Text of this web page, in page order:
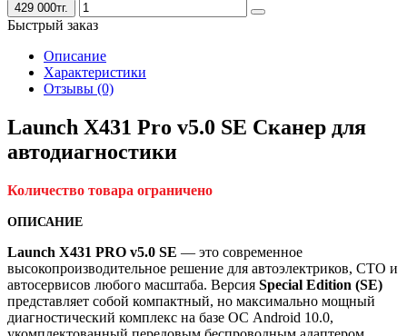
429 000тг.
Быстрый заказ
Описание
Характеристики
Отзывы (0)
Launch X431 Pro v5.0 SE Cканер для
автодиагностики
Количество товара ограничено
ОПИСАНИЕ
Launch X431 PRO v5.0 SE — это современное
высокопроизводительное решение для автоэлектриков, СТО и
автосервисов любого масштаба. Версия Special Edition (SE)
представляет собой компактный, но максимально мощный
диагностический комплекс на базе ОС Android 10.0,